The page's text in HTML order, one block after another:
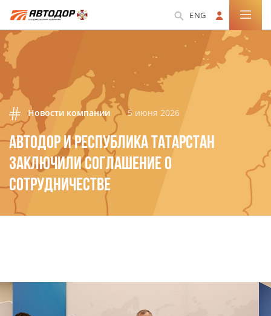
ENG
Новости компании 5 июня 2026
АВТОДОР И РЕСПУБЛИКА ТАТАРСТАН
ЗАКЛЮЧИЛИ СОГЛАШЕНИЕ О
СОТРУДНИЧЕСТВЕ